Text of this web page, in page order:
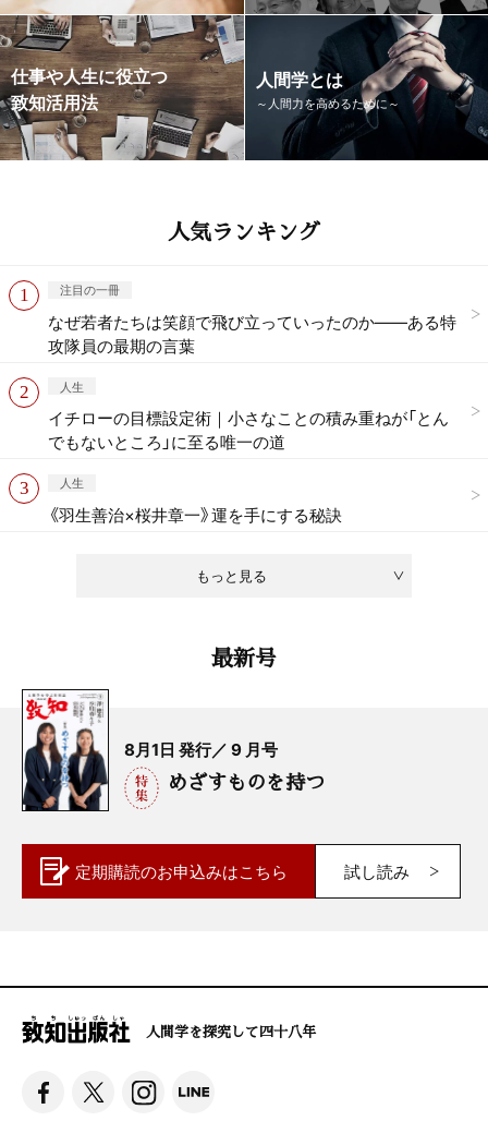
仕事や人生に役立つ
致知活用法
人間学とは
～人間力を高めるために～
人気ランキング
もっと見る
注目の一冊
なぜ若者たちは笑顔で飛び立っていったのか——ある特
攻隊員の最期の言葉
人生
イチローの目標設定術｜小さなことの積み重ねが「とん
でもないところ」に至る唯一の道
人生
《羽生善治×桜井章一》運を手にする秘訣
最新号
8月1日 発行／ 9 月号
めざすものを持つ
定期購読のお申込みはこちら 試し読み
人間学を探究して四十八年